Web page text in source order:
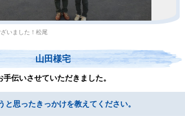
いました！松尾
山田様宅
伝いさせていただきました。
と思ったきっかけを教えてください。